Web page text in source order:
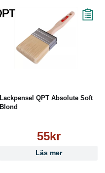
Lackpensel QPT Absolute Soft
Blond
55kr
Läs mer